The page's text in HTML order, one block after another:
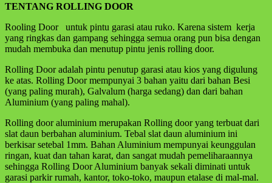
TENTANG ROLLING DOOR
Rooling Door untuk pintu garasi atau ruko. Karena sistem kerja
yang ringkas dan gampang sehingga semua orang pun bisa dengan
mudah membuka dan menutup pintu jenis rolling door.
Rolling Door adalah pintu penutup garasi atau kios yang digulung
ke atas. Rolling Door mempunyai 3 bahan yaitu dari bahan Besi
(yang paling murah), Galvalum (harga sedang) dan dari bahan
Aluminium (yang paling mahal).
Rolling door aluminium merupakan Rolling door yang terbuat dari
slat daun berbahan aluminium. Tebal slat daun aluminium ini
berkisar setebal 1mm. Bahan Aluminium mempunyai keunggulan
ringan, kuat dan tahan karat, dan sangat mudah pemeliharaannya
sehingga Rolling Door Aluminium banyak sekali diminati untuk
garasi parkir rumah, kantor, toko-toko, maupun etalase di mal-mal.